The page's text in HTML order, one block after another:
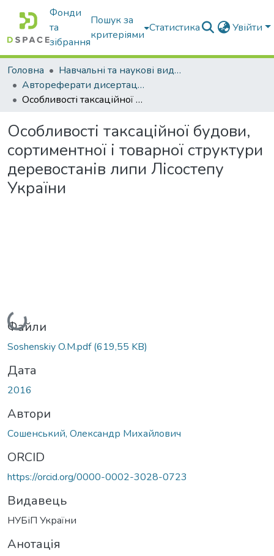
Фонди
та
зібрання
Пошук за
критеріями
Статистика Увійти
Головна
Навчальні та наукові видання
Автореферати дисертацій та дисертації
Особливості таксаційної будови, сортиментної і товарної структури деревостанів липи Лісостепу України
Особливості таксаційної будови,
сортиментної і товарної структури
деревостанів липи Лісостепу
України
Вантажиться...
Файли
Soshenskiy O.M.pdf(619,55 KB)
Дата
2016
Автори
Сошенський, Олександр Михайлович
ORCID
https://orcid.org/0000-0002-3028-0723
Видавець
НУБіП України
Анотація